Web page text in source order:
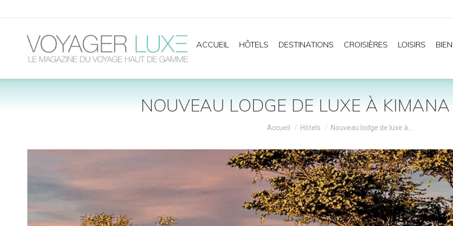
ACCUEIL HÔTELS DESTINATIONS CROISIÈRES LOISIRS
NOUVEAU LODGE DE LUXE À
Vous êtes ici :
Accueil Hôtels Nouveau lodge de luxe à…